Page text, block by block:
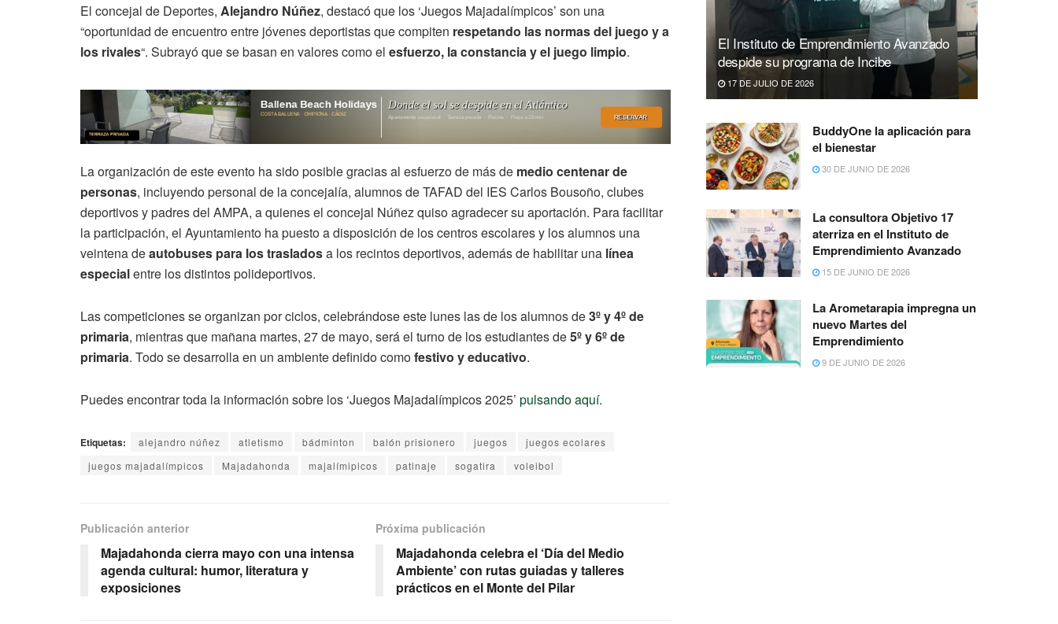
El concejal de Deportes, Alejandro Núñez, destacó que los ‘Juegos Majadalímpicos’ son una
“oportunidad de encuentro entre jóvenes deportistas que compiten respetando las normas del juego y a
los rivales“. Subrayó que se basan en valores como el esfuerzo, la constancia y el juego limpio.
La organización de este evento ha sido posible gracias al esfuerzo de más de medio centenar de
personas, incluyendo personal de la concejalía, alumnos de TAFAD del IES Carlos Bousoño, clubes
deportivos y padres del AMPA, a quienes el concejal Núñez quiso agradecer su aportación. Para facilitar
la participación, el Ayuntamiento ha puesto a disposición de los centros escolares y los alumnos una
veintena deautobuses para los trasladosa los recintos deportivos, además de habilitar una línea
especialentre los distintos polideportivos.
Las competiciones se organizan por ciclos, celebrándose este lunes las de los alumnos de3º y 4º de
primaria, mientras que mañana martes, 27 de mayo, será el turno de los estudiantes de5º y 6º de
primaria. Todo se desarrolla en un ambiente definido comofestivo y educativo.
Puedes encontrar toda la información sobre los ‘Juegos Majadalímpicos 2025’ pulsando aquí.
Etiquetas: alejandro núñez atletismo bádminton balón prisionero juegos
juegos ecolares
juegos majadalímpicos
Majadahonda majalímipicos patinaje sogatira voleibol
Publicación anterior
Majadahonda cierra mayo con una intensa
agenda cultural: humor, literatura y
exposiciones
Próxima publicación
Majadahonda celebra el ‘Día del Medio
Ambiente’ con rutas guiadas y talleres
prácticos en el Monte del Pilar
El Instituto de Emprendimiento Avanzado
despide su programa de Incibe
17 DE JULIO DE 2026
BuddyOne la aplicación para
el bienestar
30 DE JUNIO DE 2026
La consultora Objetivo 17
aterriza en el Instituto de
Emprendimiento Avanzado
15 DE JUNIO DE 2026
La Arometarapia impregna un
nuevo Martes del
Emprendimiento
9 DE JUNIO DE 2026